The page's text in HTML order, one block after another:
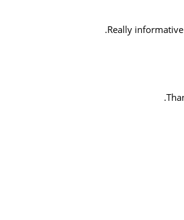
Really